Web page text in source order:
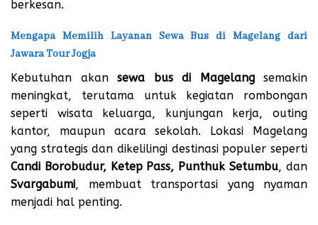
berkesan.
Mengapa Memilih Layanan Sewa Bus di Magelang dari
Jawara Tour Jogja
Kebutuhan akan sewa bus di Magelangsemakin
meningkat, terutama untuk kegiatan rombongan
seperti wisata keluarga, kunjungan kerja, outing
kantor, maupun acara sekolah. Lokasi Magelang
yang strategis dan dikelilingi destinasi populer seperti
Candi Borobudur, Ketep Pass, Punthuk Setumbu, dan
Svargabumi, membuat transportasi yang nyaman
menjadi hal penting.